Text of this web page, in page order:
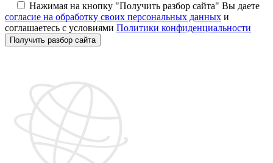
Нажимая на кнопку "Получить разбор сайта" Вы даете
согласие на обработку своих персональных данных и
соглашаетесь с условиями Политики конфиденциальности
Получить разбор сайта